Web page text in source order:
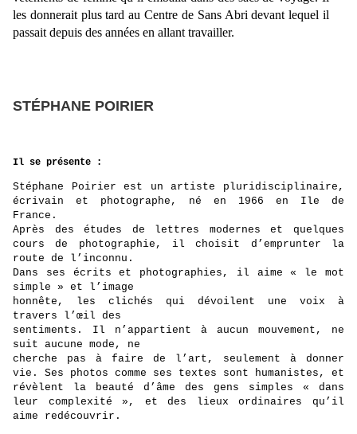
les donnerait plus tard au Centre de Sans Abri devant lequel il
passait depuis des années en allant travailler.
STÉPHANE POIRIER
Il se présente :
Stéphane Poirier est un artiste pluridisciplinaire,
écrivain et photographe, né en 1966 en
Ile de
France.
Après des études de lettres modernes et quelques
cours de
photographie, il choisit d’emprunter la
route de l’inconnu.
Dans ses écrits et photographies, il aime « le mot
simple » et l’image
honnête, les clichés qui dévoilent une voix à
travers l’œil des
sentiments. Il n’appartient à aucun mouvement, ne
suit aucune mode, ne
cherche pas à faire de l’art, seulement à donner
vie. Ses photos comme ses textes sont humanistes, et
révèlent la beauté d’âme des gens
simples « dans
leur complexité », et des lieux ordinaires qu’il
aime redécouvrir.